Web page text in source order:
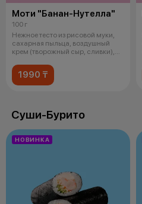
Моти "Банан-Нутелла"
100 г
Нежное тесто из рисовой муки,
сахарная пыльца, воздушный
крем (творожный сыр, сливки),
1990 ₸
Суши-Бурито
НОВИНКА